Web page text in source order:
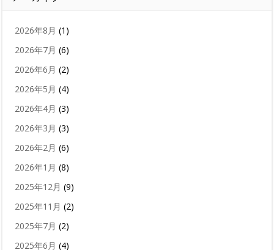
2026年8月 (1)
2026年7月 (6)
2026年6月 (2)
2026年5月 (4)
2026年4月 (3)
2026年3月 (3)
2026年2月 (6)
2026年1月 (8)
2025年12月 (9)
2025年11月 (2)
2025年7月 (2)
2025年6月 (4)